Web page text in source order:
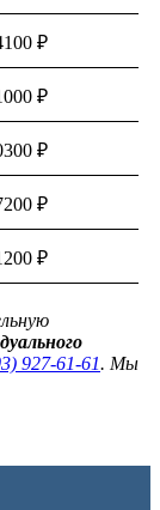
₽
₽
₽
₽
₽
927-61-61. Мы